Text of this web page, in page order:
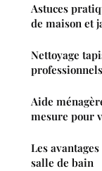
Astuces
de maison et
Nettoyage
Aide
mesure pour
Les
salle de bain